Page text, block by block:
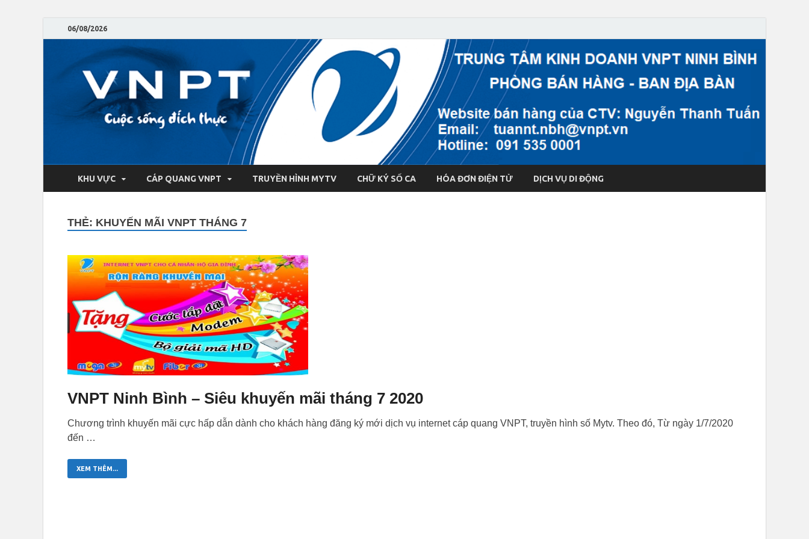
06/08/2026
KHU VỰC CÁP QUANG VNPT TRUYỀN HÌNH MYTV CHỮ KÝ SỐ CA HÓA ĐƠN ĐIỆN TỬ DỊCH VỤ DI ĐỘNG
THẺ: KHUYẾN MÃI VNPT THÁNG 7
VNPT Ninh Bình – Siêu khuyến mãi tháng 7 2020
Chương trình khuyến mãi cực hấp dẫn dành cho khách hàng đăng ký mới dịch vụ internet cáp quang VNPT, truyền hình số Mytv. Theo đó, Từ ngày 1/7/2020
đến …
XEM THÊM...